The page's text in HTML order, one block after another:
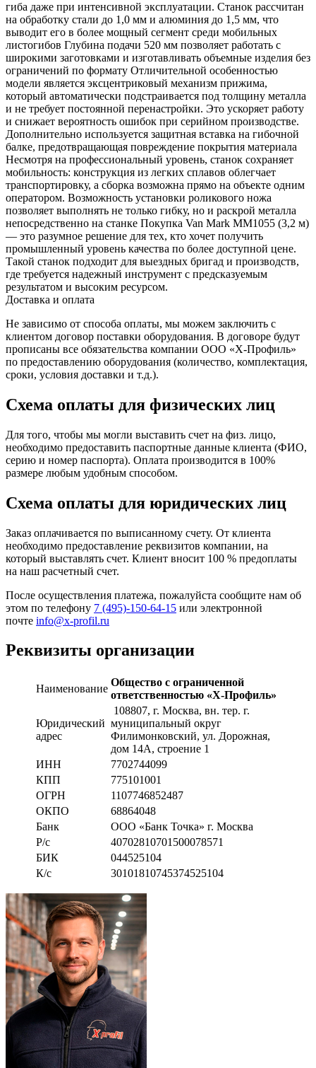
гиба даже при интенсивной эксплуатации. Станок рассчитан
на обработку стали до 1,0 мм и алюминия до 1,5 мм, что
выводит его в более мощный сегмент среди мобильных
листогибов Глубина подачи 520 мм позволяет работать с
широкими заготовками и изготавливать объемные изделия без
ограничений по формату Отличительной особенностью
модели является эксцентриковый механизм прижима,
который автоматически подстраивается под толщину металла
и не требует постоянной перенастройки. Это ускоряет работу
и снижает вероятность ошибок при серийном производстве.
Дополнительно используется защитная вставка на гибочной
балке, предотвращающая повреждение покрытия материала
Несмотря на профессиональный уровень, станок сохраняет
мобильность: конструкция из легких сплавов облегчает
транспортировку, а сборка возможна прямо на объекте одним
оператором. Возможность установки роликового ножа
позволяет выполнять не только гибку, но и раскрой металла
непосредственно на станке Покупка Van Mark MM1055 (3,2 м)
— это разумное решение для тех, кто хочет получить
промышленный уровень качества по более доступной цене.
Такой станок подходит для выездных бригад и производств,
где требуется надежный инструмент с предсказуемым
результатом и высоким ресурсом.
Доставка и оплата
Не зависимо от способа оплаты, мы можем заключить с
клиентом договор поставки оборудования. В договоре будут
прописаны все обязательства компании ООО «Х-Профиль»
по предоставлению оборудования (количество, комплектация,
сроки, условия доставки и т.д.).
Схема оплаты для физических лиц
Для того, чтобы мы могли выставить счет на физ. лицо,
необходимо предоставить паспортные данные клиента (ФИО,
серию и номер паспорта). Оплата производится в 100%
размере любым удобным способом.
Схема оплаты для юридических лиц
Заказ оплачивается по выписанному счету. От клиента
необходимо предоставление реквизитов компании, на
который выставлять счет. Клиент вносит 100 % предоплаты
на наш расчетный счет.
После осуществления платежа, пожалуйста сообщите нам об
этом по телефону 7 (495)-150-64-15 или электронной
почте info@x-profil.ru
Реквизиты организации
Наименование
Общество с ограниченной
ответственностью «Х-Профиль»
Юридический
адрес
108807, г. Москва, вн. тер. г.
муниципальный округ
Филимонковский, ул. Дорожная,
дом 14А, строение 1
ИНН
7702744099
КПП
775101001
ОГРН
1107746852487
ОКПО
68864048
Банк
ООО «Банк Точка» г. Москва
Р/с
40702810701500078571
БИК
044525104
К/с
30101810745374525104